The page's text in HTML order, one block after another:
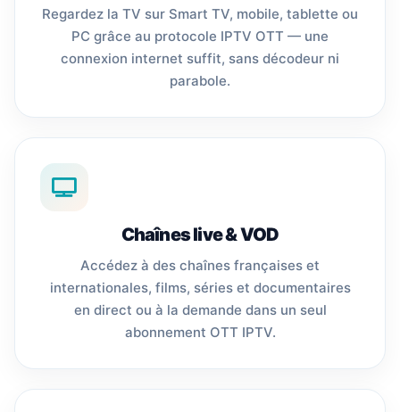
Regardez la TV sur Smart TV, mobile, tablette ou
PC grâce au protocole IPTV OTT — une
connexion internet suffit, sans décodeur ni
parabole.
Chaînes live & VOD
Accédez à des chaînes françaises et
internationales, films, séries et documentaires
en direct ou à la demande dans un seul
abonnement OTT IPTV.